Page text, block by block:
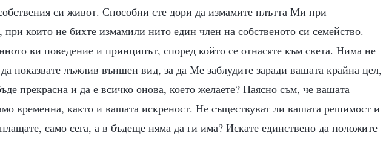
си живот. Способни сте дори да измамите плътта Ми при
при които не бихте измамили нито един член на собственото си семейство.
ви поведение и принципът, според който се отнасяте към света. Нима не
показвате лъжлив външен вид, за да Ме заблудите заради вашата крайна цел,
прекрасна и да е всичко онова, което желаете? Наясно съм, че вашата
временна, както и вашата искреност. Не съществуват ли вашата решимост и
само сега, а в бъдеще няма да ги има? Искате единствено да положите